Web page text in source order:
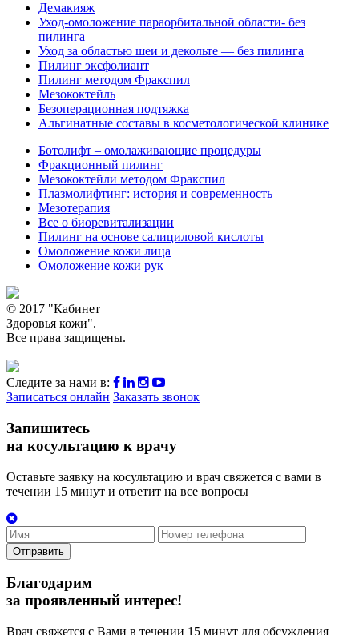
Демакияж
Уход-омоложение параорбитальной области- без
пилинга
Уход за областью шеи и декольте — без пилинга
Пилинг эксфолиант
Пилинг методом Фракспил
Мезококтейль
Безоперационная подтяжка
Альгинатные составы в косметологической клинике
Ботолифт – омолаживающие процедуры
Фракционный пилинг
Мезококтейли методом Фракспил
Плазмолифтинг: история и современность
Мезотерапия
Все о биоревитализации
Пилинг на основе салициловой кислоты
Омоложение кожи лица
Омоложение кожи рук
© 2017 "Кабинет
Здоровья кожи".
Все права защищены.
Следите за нами в:
Записаться онлайн Заказать звонок
Запишитесь
на косультацию к врачу
Оставьте заявку на косультацию и врач свяжется с вами в
течении 15 минут и ответит на все вопросы
Отправить
Благодарим
за проявленный интерес!
Врач свяжется с Вами в течении 15 минут для обсуждения